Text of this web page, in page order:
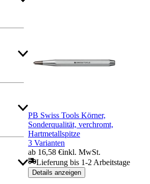
PB Swiss Tools Körner,
Sonderqualität, verchromt,
Hartmetallspitze
3 Varianten
ab 16,58 €inkl. MwSt.
Lieferung bis 1-2 Arbeitstage
Details anzeigen